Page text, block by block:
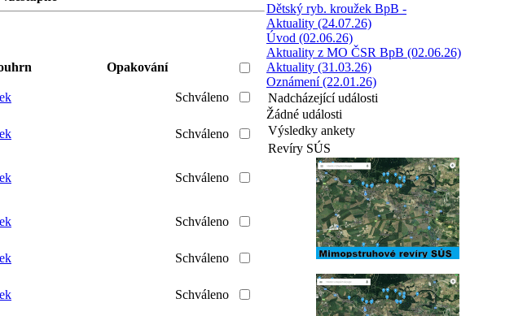
Opakování
Schváleno
Schváleno
Schváleno
Schváleno
Schváleno
Schváleno
Dětský ryb. kroužek BpB -
Aktuality (24.07.26)
Úvod (02.06.26)
Aktuality z MO ČSR BpB (02.06.26)
Aktuality (31.03.26)
Oznámení (22.01.26)
Nadcházející události
Žádné události
Výsledky ankety
Revíry SÚS